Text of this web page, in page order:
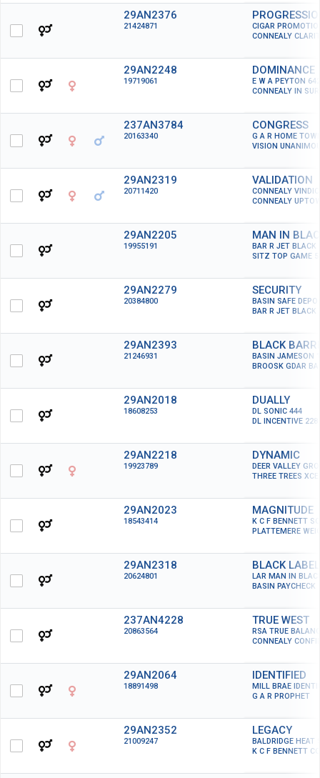
29AN2376
21424871
CIGAR
CONNEALY
29AN2248
19719061
DOMINANCE
E W A PEYTON 642
CONNEALY IN
237AN3784
20163340
CONGRESS
G A R HOME
VISION
29AN2319
20711420
VALIDATION
CONNEALY
CONNEALY
29AN2205
19955191
MAN IN
BAR R JET BLACK
SITZ TOP GAME
29AN2279
20384800
SECURITY
BASIN SAFE
BAR R JET BLACK
29AN2393
21246931
BLACK
BASIN JAMESON
BROOSK GDAR
29AN2018
18608253
DUALLY
DL SONIC 444
DL INCENTIVE 228
29AN2218
19923789
DYNAMIC
DEER VALLEY
THREE TREES
29AN2023
18543414
MAGNITUDE
K C F BENNETT
PLATTEMERE
29AN2318
20624801
BLACK LABEL
LAR MAN IN
BASIN PAYCHECK
237AN4228
20863564
TRUE WEST
RSA TRUE
CONNEALY
29AN2064
18891498
IDENTIFIED
MILL BRAE
G A R PROPHET
29AN2352
21009247
LEGACY
BALDRIDGE HEAT
K C F BENNETT